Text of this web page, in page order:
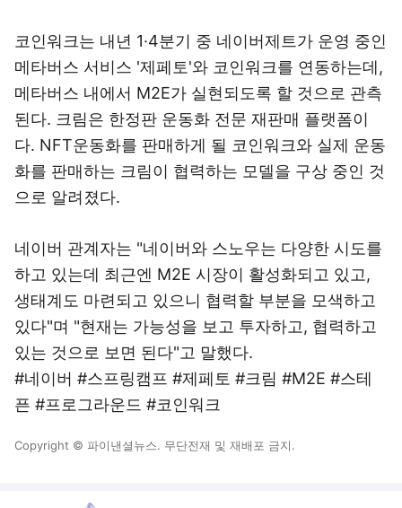
코인워크는 내년 1·4분기 중 네이버제트가 운영 중인
메타버스 서비스 '제페토'와 코인워크를 연동하는데,
메타버스 내에서 M2E가 실현되도록 할 것으로 관측
된다. 크림은 한정판 운동화 전문 재판매 플랫폼이
다. NFT운동화를 판매하게 될 코인워크와 실제 운동
화를 판매하는 크림이 협력하는 모델을 구상 중인 것
으로 알려졌다.
네이버 관계자는 "네이버와 스노우는 다양한 시도를
하고 있는데 최근엔 M2E 시장이 활성화되고 있고,
생태계도 마련되고 있으니 협력할 부분을 모색하고
있다"며 "현재는 가능성을 보고 투자하고, 협력하고
있는 것으로 보면 된다"고 말했다.
#네이버 #스프링캠프 #제페토 #크림 #M2E #스테
픈 #프로그라운드 #코인워크
Copyright © 파이낸셜뉴스. 무단전재 및 재배포 금지.